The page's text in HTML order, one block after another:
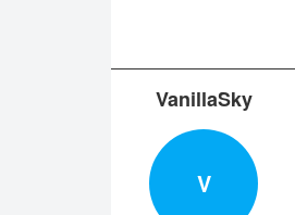
VanillaSky
V